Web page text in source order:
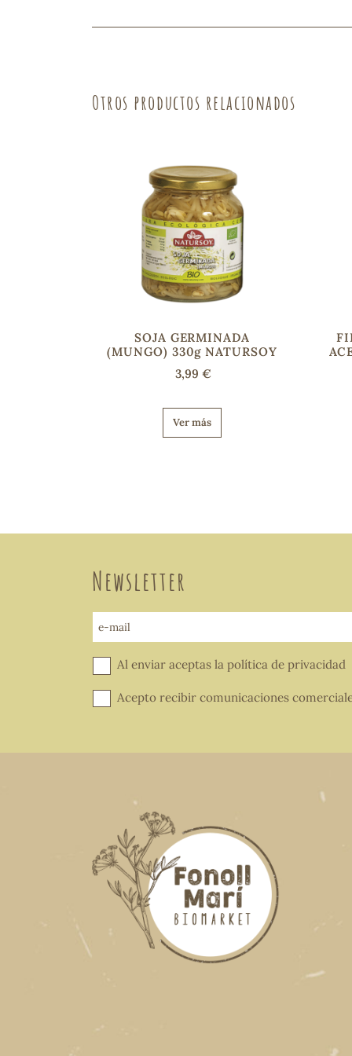
Otros productos relacionados
SOJA GERMINADA
(MUNGO) 330g NATURSOY
3,99 €
Ver más
Newsletter
e-mail
Al enviar aceptas la política de privacidad
Acepto recibir comunicaciones